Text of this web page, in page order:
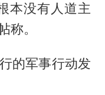
本没有人道主
称。
的军事行动发